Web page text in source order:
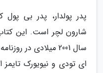
پدر پولدار، پدر بی
سال 2001 میلادی